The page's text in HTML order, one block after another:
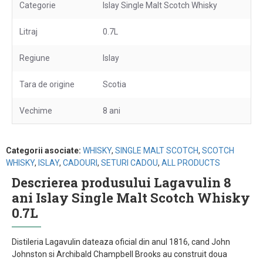
Categorie Islay Single Malt Scotch Whisky
Litraj 0.7L
Regiune Islay
Tara de origine Scotia
Vechime 8 ani
Categorii asociate: WHISKY, SINGLE MALT SCOTCH, SCOTCH
WHISKY, ISLAY, CADOURI, SETURI CADOU, ALL PRODUCTS
Descrierea produsului Lagavulin 8
ani Islay Single Malt Scotch Whisky
0.7L
Distileria Lagavulin dateaza oficial din anul 1816, cand John
Johnston si Archibald Champbell Brooks au construit doua